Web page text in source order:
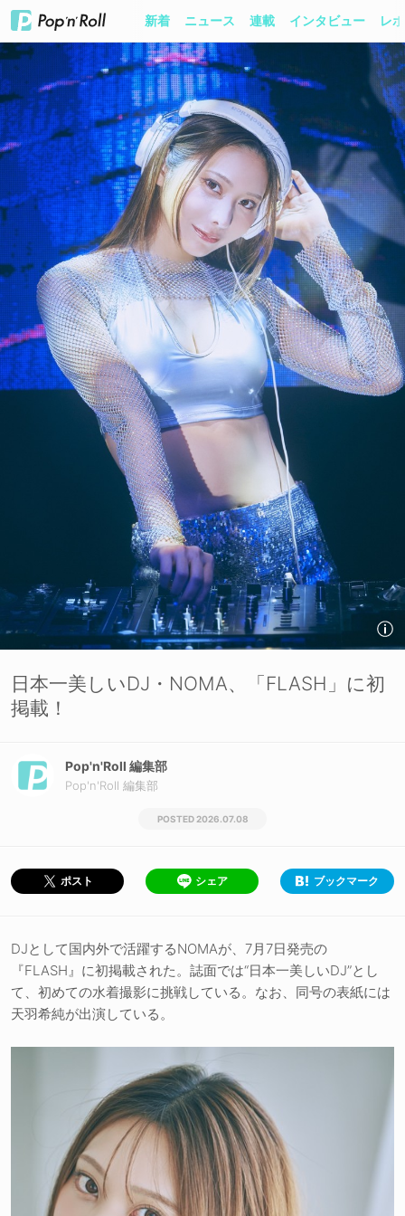
新着 ニュース 連載 インタビュー レ
日本一美しいDJ・NOMA、「FLASH」に初
掲載！
Pop'n'Roll 編集部
Pop'n'Roll 編集部
2026.07.08
ポスト シェア ブックマーク
DJとして国内外で活躍するNOMAが、7月7日発売の
『FLASH』に初掲載された。誌面では“日本一美しいDJ”とし
て、初めての水着撮影に挑戦している。なお、同号の表紙には
天羽希純が出演している。